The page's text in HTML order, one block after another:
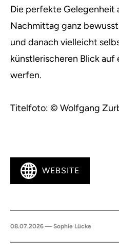
Die perfekte Gelegenheit
Nachmittag ganz
und danach vielleicht
künstlerischeren Blick
werfen.
Titelfoto: © Wolfgang
WEBSITE
08.07.2026 — Sophie Lücke